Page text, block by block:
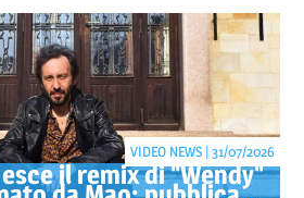
il remix di "Wendy"
VIDEO NEWS | 31/07/2026